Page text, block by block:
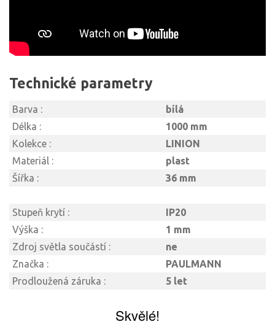
Technické parametry
Barva :
bílá
Délka :
1000 mm
Kolekce :
LINION
Materiál :
plast
Šířka :
36 mm
Stupeň krytí :
IP20
Výška :
1 mm
Zdroj světla součástí :
ne
Značka :
PAULMANN
Prodloužená záruka :
5 let